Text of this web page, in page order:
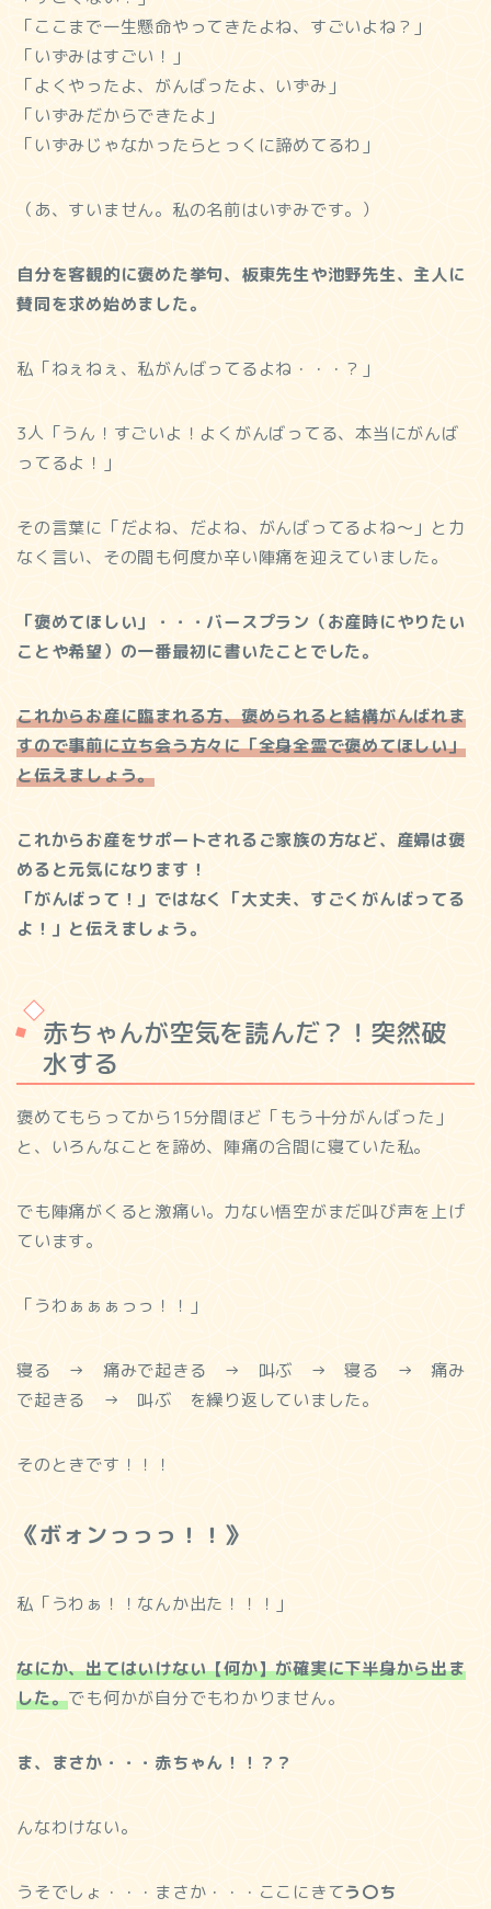
「ここまで一生懸命やってきたよね、すごいよね？」
「いずみはすごい！」
「よくやったよ、がんばったよ、いずみ」
「いずみだからできたよ」
「いずみじゃなかったらとっくに諦めてるわ」
（あ、すいません。私の名前はいずみです。）
自分を客観的に褒めた挙句、板東先生や池野先生、主人に
賛同を求め始めました。
私「ねぇねぇ、私がんばってるよね・・・？」
3人「うん！すごいよ！よくがんばってる、本当にがんば
ってるよ！」
その言葉に「だよね、だよね、がんばってるよね〜」と力
なく言い、その間も何度か辛い陣痛を迎えていました。
「褒めてほしい」・・・バースプラン（お産時にやりたい
ことや希望）の一番最初に書いたことでした。
これからお産に臨まれる方、褒められると結構がんばれま
すので事前に立ち会う方々に「全身全霊で褒めてほしい」
と伝えましょう。
これからお産をサポートされるご家族の方など、産婦は褒
めると元気になります！
「がんばって！」ではなく「大丈夫、すごくがんばってる
よ！」と伝えましょう。
赤ちゃんが空気を読んだ？！突然破
水する
褒めてもらってから15分間ほど「もう十分がんばった」
と、いろんなことを諦め、陣痛の合間に寝ていた私。
でも陣痛がくると激痛い。力ない悟空がまだ叫び声を上げ
ています。
「うわぁぁぁっっ！！」
寝る → 痛みで起きる → 叫ぶ → 寝る → 痛み
で起きる → 叫ぶ を繰り返していました。
そのときです！！！
《ボォンっっっ！！》
私「うわぁ！！なんか出た！！！」
なにか、出てはいけない【何か】が確実に下半身から出ま
した。でも何かが自分でもわかりません。
ま、まさか・・・赤ちゃん！！？？
んなわけない。
うそでしょ・・・まさか・・・ここにきてう〇ち